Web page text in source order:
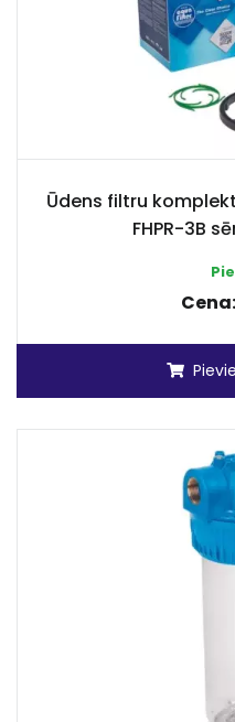
Ūdens filtru
FHPR-3B
Cena: